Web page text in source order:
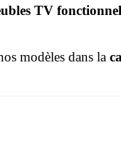
TV
modèles dans la